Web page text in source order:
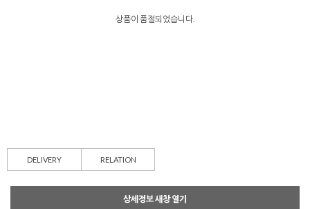
상품이 품절되었습니다.
DELIVERY RELATION
상세정보 새창 열기